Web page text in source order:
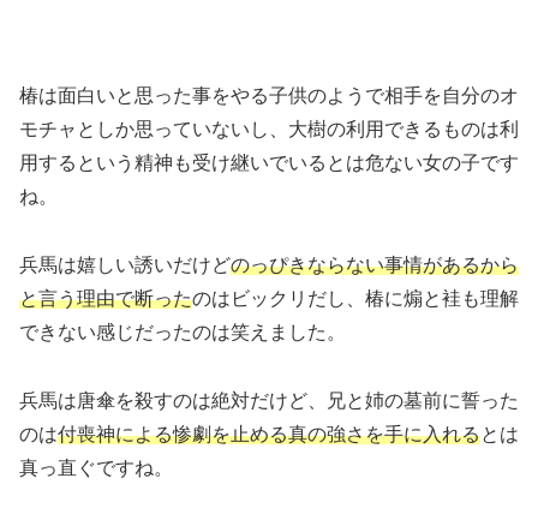
椿は面白いと思った事をやる子供のようで相手を自分のオ
モチャとしか思っていないし、大樹の利用できるものは利
用するという精神も受け継いでいるとは危ない女の子です
ね。
兵馬は嬉しい誘いだけどのっぴきならない事情があるから
と言う理由で断ったのはビックリだし、椿に煽と袿も理解
できない感じだったのは笑えました。
兵馬は唐傘を殺すのは絶対だけど、兄と姉の墓前に誓った
のは付喪神による惨劇を止める真の強さを手に入れるとは
真っ直ぐですね。